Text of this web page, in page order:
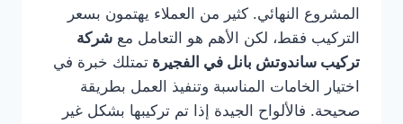
المشروع النهائي. كثير من العملاء يهتمون بسعر
التركيب فقط، لكن الأهم هو التعامل مع شركة
تركيب ساندوتش بانل في الفجيرة تمتلك خبرة في
اختيار الخامات المناسبة وتنفيذ العمل بطريقة
صحيحة. فالألواح الجيدة إذا تم تركيبها بشكل غير